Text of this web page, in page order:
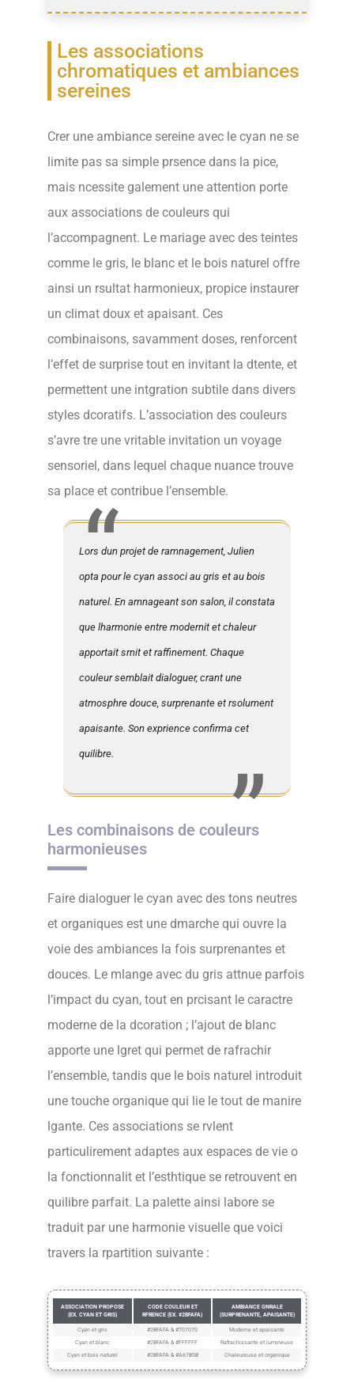
Les associations
chromatiques et ambiances
sereines
Crer une ambiance sereine avec le cyan ne se
limite pas sa simple prsence dans la pice,
mais ncessite galement une attention porte
aux associations de couleurs qui
l’accompagnent. Le mariage avec des teintes
comme le gris, le blanc et le bois naturel offre
ainsi un rsultat harmonieux, propice instaurer
un climat doux et apaisant. Ces
combinaisons, savamment doses, renforcent
l’effet de surprise tout en invitant la dtente, et
permettent une intgration subtile dans divers
styles dcoratifs. L’association des couleurs
s’avre tre une vritable invitation un voyage
sensoriel, dans lequel chaque nuance trouve
sa place et contribue l’ensemble.
Lors dun projet de ramnagement, Julien
opta pour le cyan associ au gris et au bois
naturel. En amnageant son salon, il constata
que lharmonie entre modernit et chaleur
apportait srnit et raffinement. Chaque
couleur semblait dialoguer, crant une
atmosphre douce, surprenante et rsolument
apaisante. Son exprience confirma cet
quilibre.
Les combinaisons de couleurs
harmonieuses
Faire dialoguer le cyan avec des tons neutres
et organiques est une dmarche qui ouvre la
voie des ambiances la fois surprenantes et
douces. Le mlange avec du gris attnue parfois
l’impact du cyan, tout en prcisant le caractre
moderne de la dcoration ; l’ajout de blanc
apporte une lgret qui permet de rafrachir
l’ensemble, tandis que le bois naturel introduit
une touche organique qui lie le tout de manire
lgante. Ces associations se rvlent
particulirement adaptes aux espaces de vie o
la fonctionnalit et l’esthtique se retrouvent en
quilibre parfait. La palette ainsi labore se
traduit par une harmonie visuelle que voici
travers la rpartition suivante :
ASSOCIATION PROPOSE
(EX. CYAN ET GRIS)
CODE COULEUR ET
RFRENCE (EX. #2BFAFA)
AMBIANCE GNRALE
(SURPRENANTE, APAISANTE)
Cyan et gris #2BFAFA & #707070
Moderne et apaisante
Cyan et blanc
#2BFAFA & #FFFFFF
Rafrachissante et lumineuse
Cyan et bois naturel
#2BFAFA & #A67B5B Chaleureuse et organique